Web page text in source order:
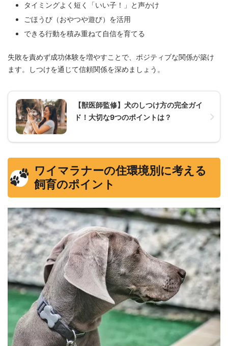
タイミングよく短く「いい子！」と声かけ
ごほうび（おやつや遊び）を活用
できる行動を積み重ねて自信を育てる
失敗を責めず成功体験を増やすことで、ポジティブな関係が築け
ます。しつけを通じて信頼関係を深めましょう。
【獣医師監修】犬のしつけ方の完全ガイ
ド！大切な9つのポイントは？
ワイマラナーの住環境別に考える
飼育のポイント